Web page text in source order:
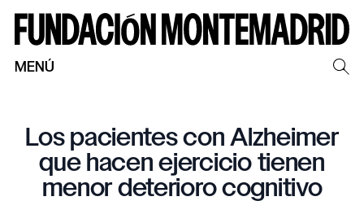
MENÚ
Los pacientes con Alzheimer
que hacen ejercicio tienen
menor deterioro cognitivo